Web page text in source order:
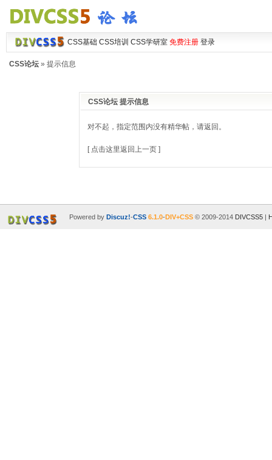
CSS基础 CSS培训 CSS学研室 免费注册 登录
CSS论坛» 提示信息
CSS论坛 提示信息
对不起，指定范围内没有精华帖，请返回。
[ 点击这里返回上一页 ]
Powered by Discuz!-CSS 6.1.0-DIV+CSS© 2009-2014 DIVCSS5|